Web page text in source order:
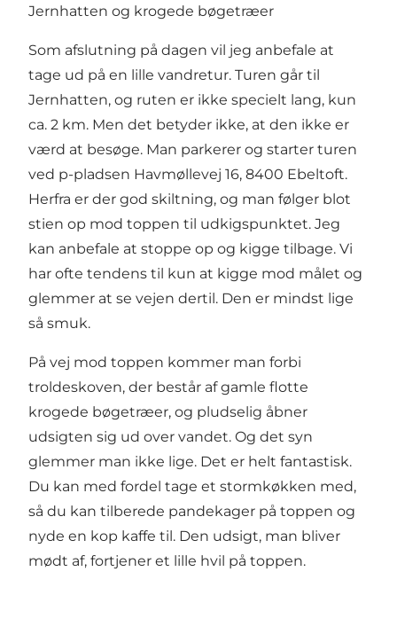
Jernhatten og krogede bøgetræer
Som afslutning på dagen vil jeg anbefale at
tage ud på en lille vandretur. Turen går til
Jernhatten, og ruten er ikke specielt lang, kun
ca. 2 km. Men det betyder ikke, at den ikke er
værd at besøge. Man parkerer og starter turen
ved p-pladsen Havmøllevej 16, 8400 Ebeltoft.
Herfra er der god skiltning, og man følger blot
stien op mod toppen til udkigspunktet. Jeg
kan anbefale at stoppe op og kigge tilbage. Vi
har ofte tendens til kun at kigge mod målet og
glemmer at se vejen dertil. Den er mindst lige
så smuk.
På vej mod toppen kommer man forbi
troldeskoven, der består af gamle flotte
krogede bøgetræer, og pludselig åbner
udsigten sig ud over vandet. Og det syn
glemmer man ikke lige. Det er helt fantastisk.
Du kan med fordel tage et stormkøkken med,
så du kan tilberede pandekager på toppen og
nyde en kop kaffe til. Den udsigt, man bliver
mødt af, fortjener et lille hvil på toppen.